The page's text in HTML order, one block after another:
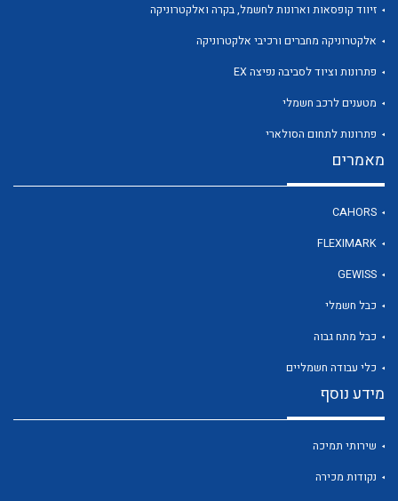
לכל מוצרי היצרן
לכל מוצרי היצרן
זיווד קופסאות וארונות לחשמל, בקרה ואלקטרוניקה
אלקטרוניקה מחברים ורכיבי אלקטרוניקה
פתרונות וציוד לסביבה נפיצה EX
מטענים לרכב חשמלי
פתרונות לתחום הסולארי
מאמרים
CAHORS
FLEXIMARK
GEWISS
כבל חשמלי
כבל מתח גבוה
כלי עבודה חשמליים
מידע נוסף
שירותי תמיכה
נקודות מכירה